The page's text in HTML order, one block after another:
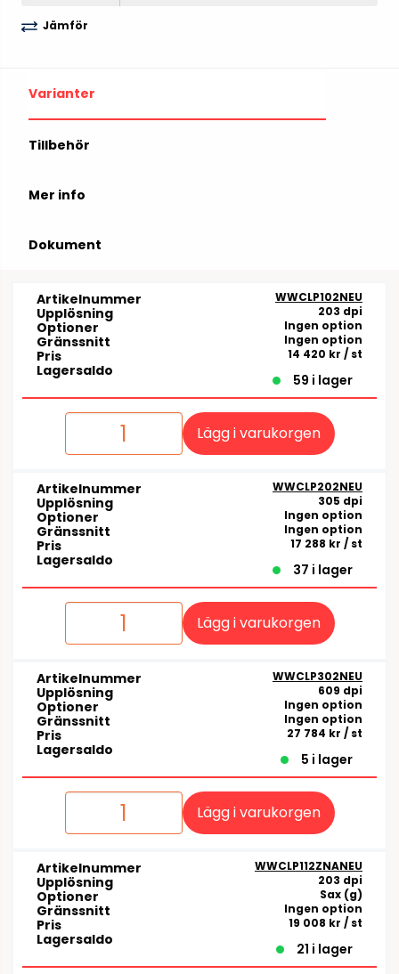
Jämför
Varianter
Tillbehör
Mer info
Dokument
Artikelnummer WWCLP102NEU
Upplösning 203 dpi
Optioner Ingen option
Gränssnitt Ingen option
Pris 14 420 kr / st
Lagersaldo
59 i lager
Lägg i varukorgen
Artikelnummer WWCLP202NEU
Upplösning 305 dpi
Optioner Ingen option
Gränssnitt Ingen option
Pris 17 288 kr / st
Lagersaldo
37 i lager
Lägg i varukorgen
Artikelnummer WWCLP302NEU
Upplösning 609 dpi
Optioner Ingen option
Gränssnitt Ingen option
Pris 27 784 kr / st
Lagersaldo
5 i lager
Lägg i varukorgen
Artikelnummer WWCLP112ZNANEU
Upplösning 203 dpi
Optioner Sax (g)
Gränssnitt Ingen option
Pris 19 008 kr / st
Lagersaldo
21 i lager